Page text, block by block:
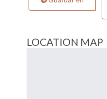
LOCATION MAP